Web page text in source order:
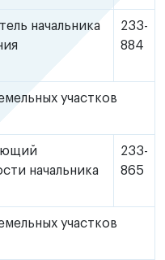
начальника
233-
884
участков
начальника
233-
865
участков